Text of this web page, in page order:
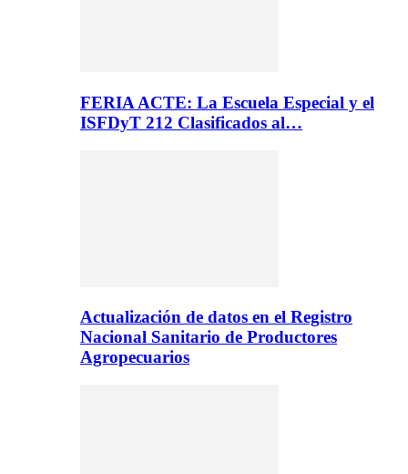
FERIA ACTE: La Escuela Especial y el
ISFDyT 212 Clasificados al…
Actualización de datos en el Registro
Nacional Sanitario de Productores
Agropecuarios